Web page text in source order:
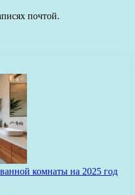
почтой.
комнаты на 2025 год